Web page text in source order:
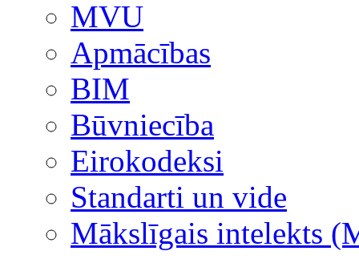
MVU
Apmācības
BIM
Būvniecība
Eirokodeksi
Standarti un vide
Mākslīgais intelekts